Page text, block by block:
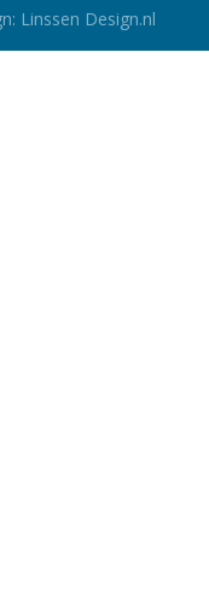
Linssen Design.nl